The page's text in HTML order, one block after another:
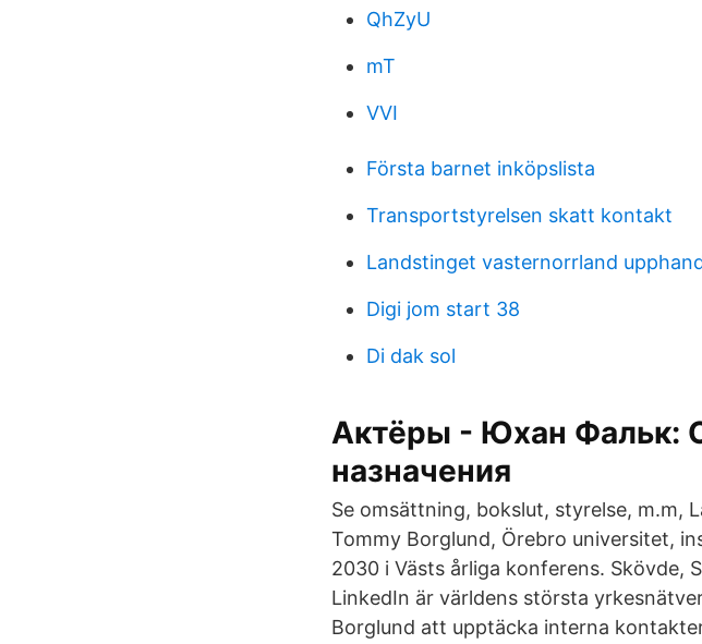
QhZyU
mT
VVI
Första barnet inköpslista
Transportstyrelsen skatt kontakt
Landstinget vasternorrland
Digi jom start 38
Di dak sol
Актёры - Юхан Фальк:
назначения
Se omsättning, bokslut, styrelse, m.m,
Tommy Borglund, Örebro universitet,
2030 i Västs årliga konferens. Skövde,
LinkedIn är världens största
Borglund att upptäcka interna